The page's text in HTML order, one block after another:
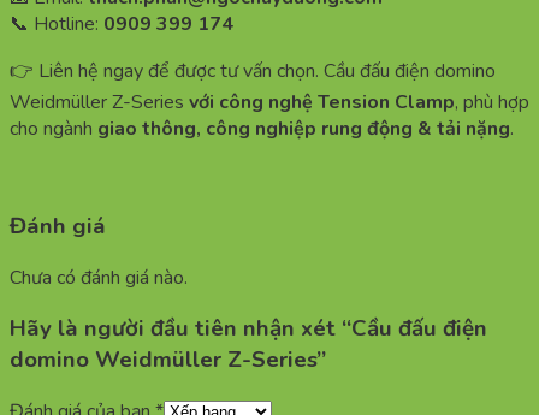
📞 Hotline: 0909 399 174
👉 Liên hệ ngay để được tư vấn chọn. Cầu đấu điện domino
Weidmüller Z-Series với công nghệ Tension Clamp, phù hợp
cho ngành giao thông, công nghiệp rung động & tải nặng.
Đánh giá
Chưa có đánh giá nào.
Hãy là người đầu tiên nhận xét “Cầu đấu điện
domino Weidmüller Z-Series”